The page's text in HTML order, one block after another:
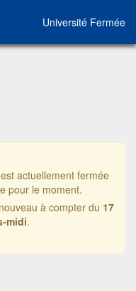
Université Fermée
actuellement fermée
pour le moment.
à compter du 17
midi.